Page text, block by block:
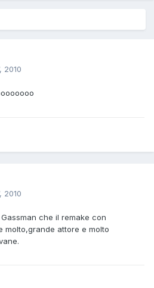
2010
2010
che il remake con
molto,grande attore e molto